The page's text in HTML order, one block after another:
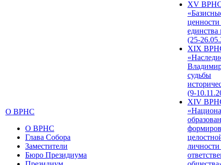
О ВРНС
О ВРНС
Глава Собора
Заместители
Бюро Президиума
XV
единства
(25-
XIX
судьбы
(9-
XIV